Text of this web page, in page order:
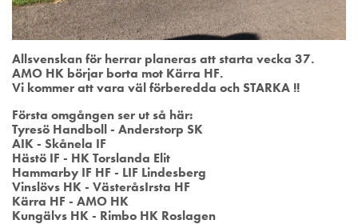
Allsvenskan för herrar planeras att starta vecka 37.
AMO HK börjar borta mot Kärra HF.
Vi kommer att vara väl förberedda och STARKA !!
Första omgången ser ut så här:
Tyresö Handboll - Anderstorp SK
AIK - Skånela IF
Hästö IF - HK Torslanda Elit
Hammarby IF HF - LIF Lindesberg
Vinslövs HK - VästeråsIrsta HF
Kärra HF - AMO HK
Kungälvs HK - Rimbo HK Roslagen